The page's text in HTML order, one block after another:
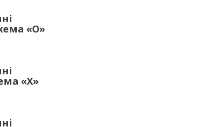
«О»
«Х»